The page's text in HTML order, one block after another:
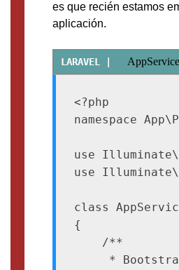
es que recién estamos
aplicación.
<?php
namespace
use
use
class
{
    /**
*